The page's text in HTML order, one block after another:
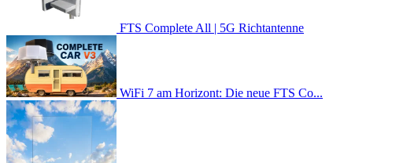
FTS Complete All | 5G Richtantenne
WiFi 7 am Horizont: Die neue FTS Co...